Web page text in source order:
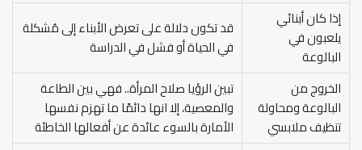
إذا كان أبنائي
يلعبون في
البالوعة
قد تكون دلالة على تعرض الأبناء إلى مُشكلة
في الحياة أو فشل في الدراسة
الخروج من
البالوعة ومحاولة
تنظيف ملابسي
تبين الرؤيا صلاح المرأة.. فهي بين الطاعة
والمعصية، إلا انها دائمًا ما تهزم نفسها
الأمارة بالسوء عائدة عن أفعالها الخاطئة